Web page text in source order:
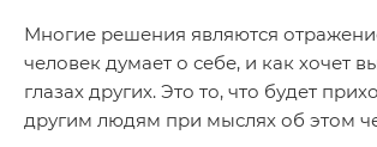
Многие решения являются
человек думает о себе, и как хочет
глазах других. Это то, что будет
другим людям при мыслях об этом